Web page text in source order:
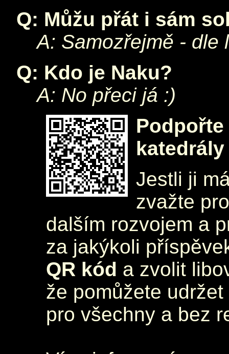
Q: Můžu přát i sám
A: Samozřejmě - dle
Q: Kdo je Naku?
A: No přeci já :)
katedrály
Jestli ji
zvažte
dalším rozvojem a
za jakýkoli
QR kód a zvolit
že pomůžete
pro všechny a bez